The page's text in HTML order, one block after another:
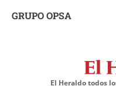
GRUPO OPSA
El Heraldo todos